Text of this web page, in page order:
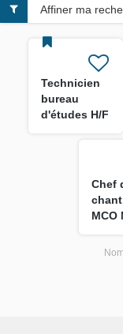
Technicien
bureau
d'études H/F
Chef
MCO
H/F
Affiner ma